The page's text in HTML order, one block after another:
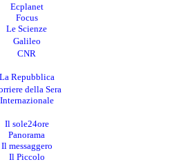
Ecplanet
Focus
Le Scienze
Galileo
CNR
Repubblica
della Sera
Internazionale
Il sole24ore
Panorama
Il messaggero
Il Piccolo